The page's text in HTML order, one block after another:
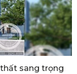
sang trọng